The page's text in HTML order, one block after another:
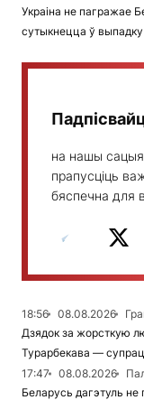
Украіна не пагражае
сутыкнецца ў
на нашы
прапусціць
бяспечна для
18:56 08.08.2026
Дзядок за жорсткую
Турарбекава —
17:47
08.08.2026
Беларусь дагэтуль не